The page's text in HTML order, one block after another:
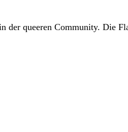
der queeren Community. Die